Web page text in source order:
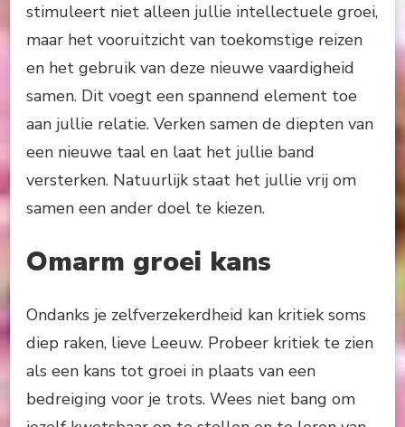
stimuleert niet alleen jullie intellectuele groei,
maar het vooruitzicht van toekomstige reizen
en het gebruik van deze nieuwe vaardigheid
samen. Dit voegt een spannend element toe
aan jullie relatie. Verken samen de diepten van
een nieuwe taal en laat het jullie band
versterken. Natuurlijk staat het jullie vrij om
samen een ander doel te kiezen.
Omarm groei kans
Ondanks je zelfverzekerdheid kan kritiek soms
diep raken, lieve Leeuw. Probeer kritiek te zien
als een kans tot groei in plaats van een
bedreiging voor je trots. Wees niet bang om